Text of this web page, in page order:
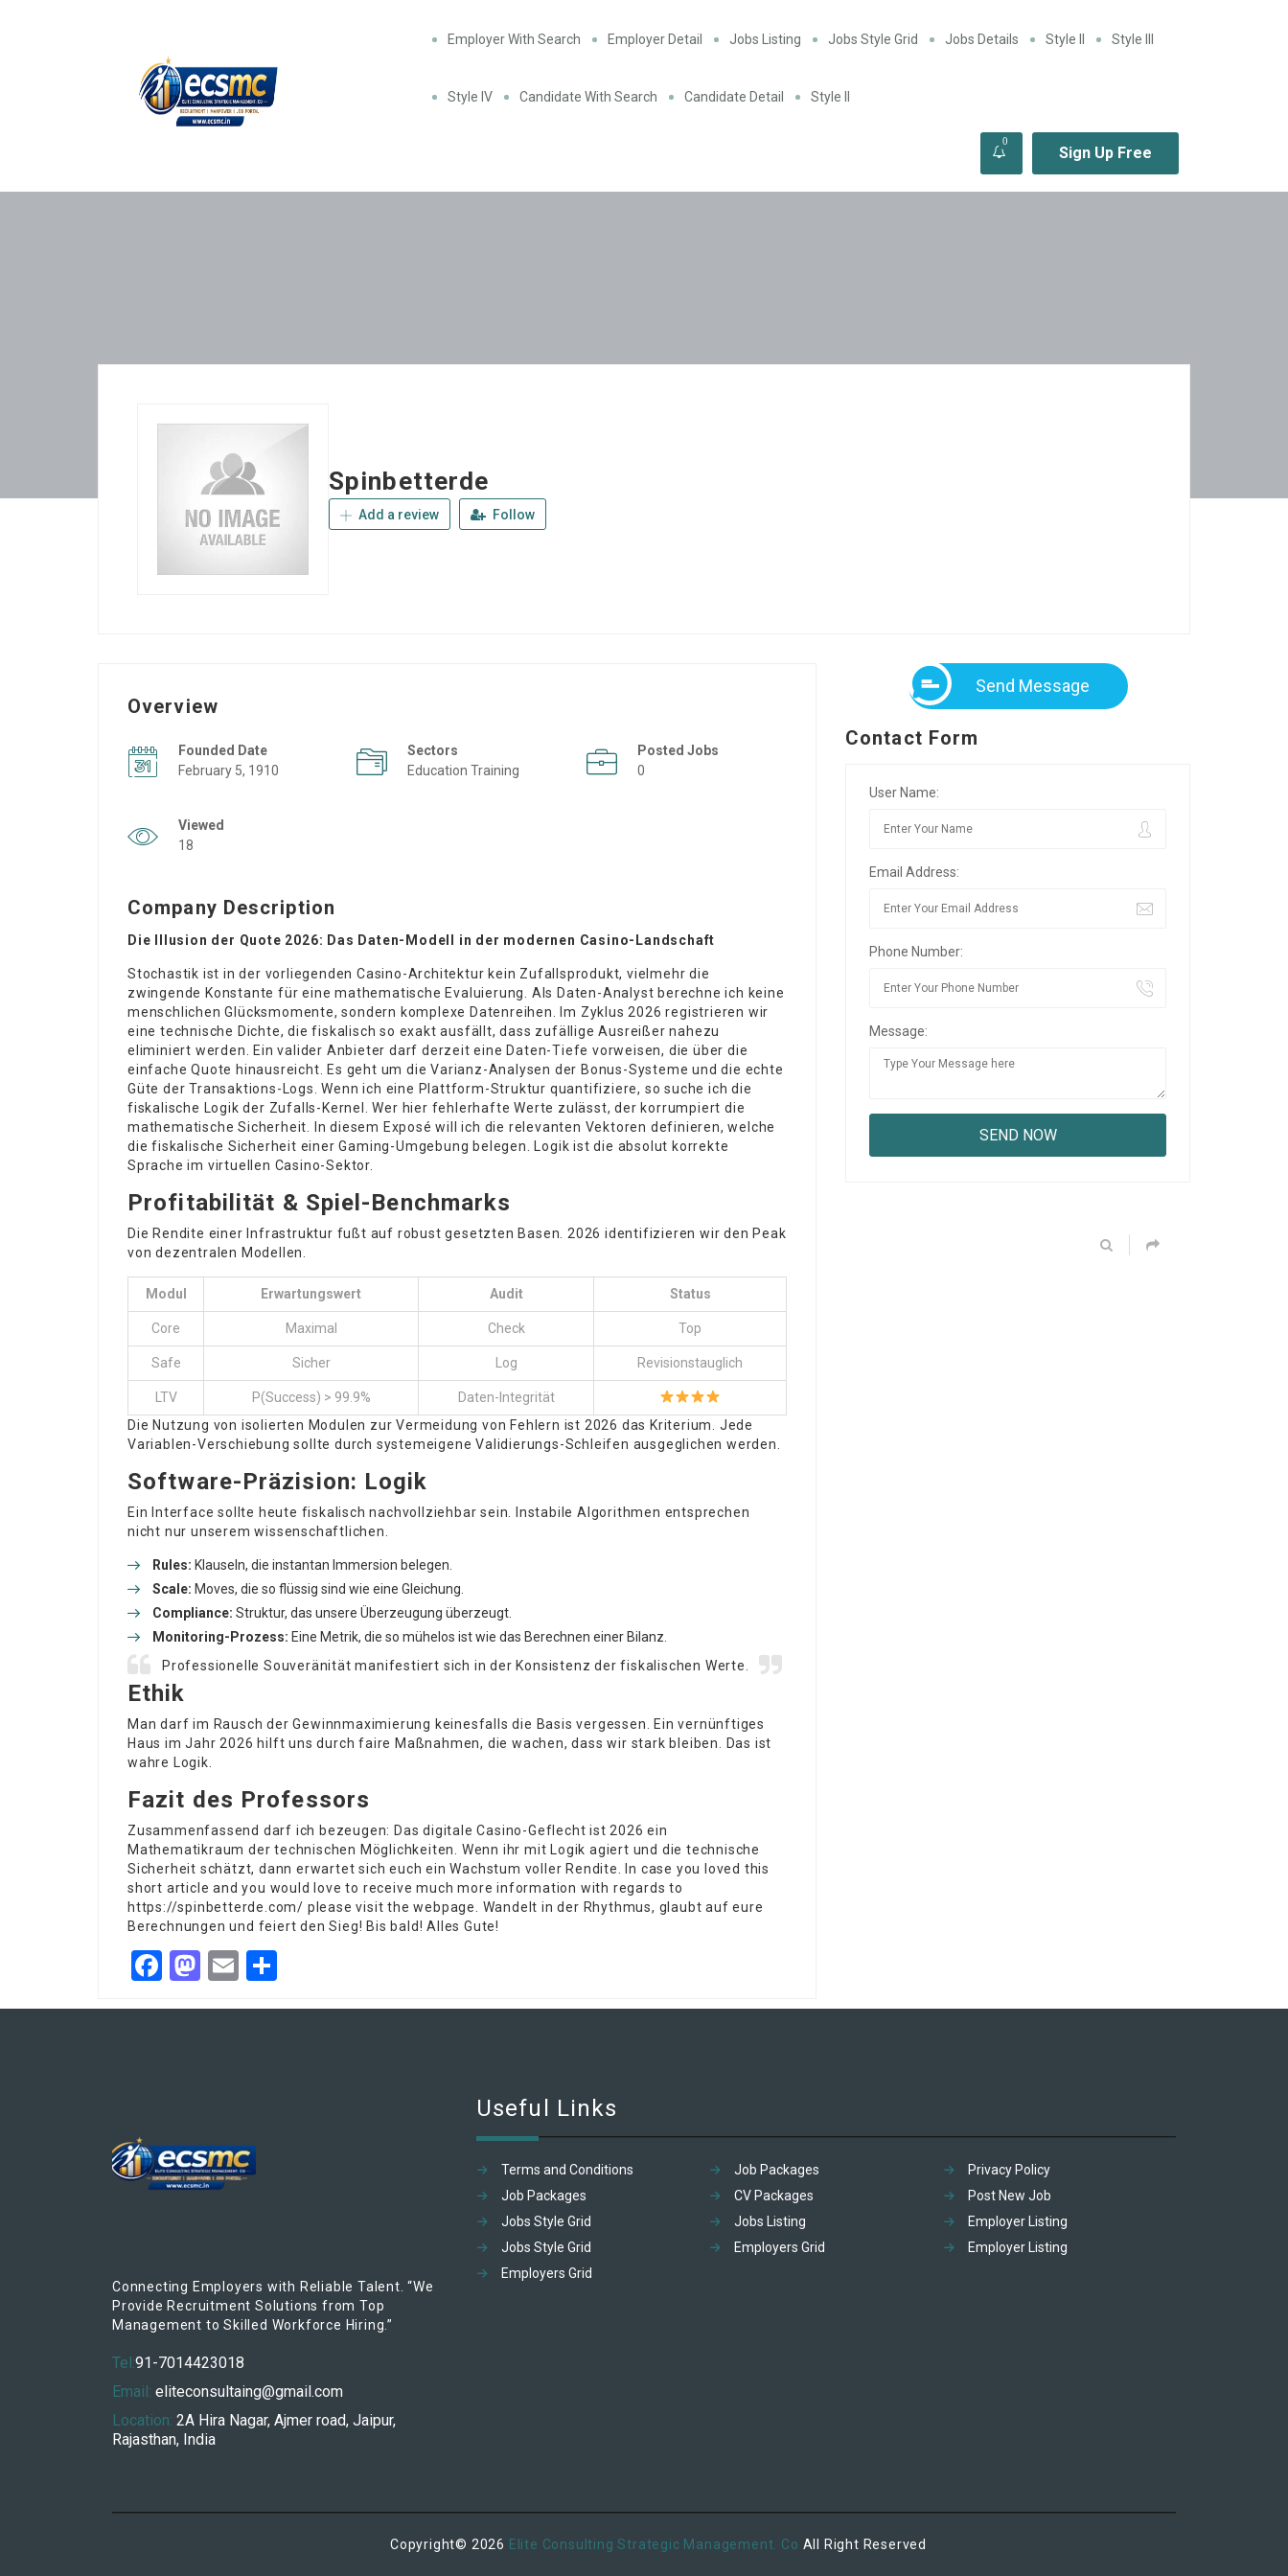
Employer With Search Employer Detail Jobs Listing Jobs Style Grid Jobs Details Style II Style III
Style IV Candidate With Search Candidate Detail Style II
0
Sign Up Free
Spinbetterde
Add a review Follow
Overview
Founded Date
February 5, 1910
Sectors
Education Training
Posted Jobs
0
Viewed
18
Company Description
Die Illusion der Quote 2026: Das Daten-Modell in der modernen Casino-Landschaft
Stochastik ist in der vorliegenden Casino-Architektur kein Zufallsprodukt, vielmehr die
zwingende Konstante für eine mathematische Evaluierung. Als Daten-Analyst berechne ich keine
menschlichen Glücksmomente, sondern komplexe Datenreihen. Im Zyklus 2026 registrieren wir
eine technische Dichte, die fiskalisch so exakt ausfällt, dass zufällige Ausreißer nahezu
eliminiert werden. Ein valider Anbieter darf derzeit eine Daten-Tiefe vorweisen, die über die
einfache Quote hinausreicht. Es geht um die Varianz-Analysen der Bonus-Systeme und die echte
Güte der Transaktions-Logs. Wenn ich eine Plattform-Struktur quantifiziere, so suche ich die
fiskalische Logik der Zufalls-Kernel. Wer hier fehlerhafte Werte zulässt, der korrumpiert die
mathematische Sicherheit. In diesem Exposé will ich die relevanten Vektoren definieren, welche
die fiskalische Sicherheit einer Gaming-Umgebung belegen. Logik ist die absolut korrekte
Sprache im virtuellen Casino-Sektor.
Profitabilität & Spiel-Benchmarks
Die Rendite einer Infrastruktur fußt auf robust gesetzten Basen. 2026 identifizieren wir den Peak
von dezentralen Modellen.
Modul Erwartungswert Audit Status
Core Maximal Check Top
Safe Sicher Log Revisionstauglich
LTV P(Success) > 99.9%
Daten-Integrität
Die Nutzung von isolierten Modulen zur Vermeidung von Fehlern ist 2026 das Kriterium. Jede
Variablen-Verschiebung sollte durch systemeigene Validierungs-Schleifen ausgeglichen werden.
Software-Präzision: Logik
Ein Interface sollte heute fiskalisch nachvollziehbar sein. Instabile Algorithmen entsprechen
nicht nur unserem wissenschaftlichen.
Rules: Klauseln, die instantan Immersion belegen.
Scale: Moves, die so flüssig sind wie eine Gleichung.
Compliance: Struktur, das unsere Überzeugung überzeugt.
Monitoring-Prozess: Eine Metrik, die so mühelos ist wie das Berechnen einer Bilanz.
Professionelle Souveränität manifestiert sich in der Konsistenz der fiskalischen Werte.
Ethik
Man darf im Rausch der Gewinnmaximierung keinesfalls die Basis vergessen. Ein vernünftiges
Haus im Jahr 2026 hilft uns durch faire Maßnahmen, die wachen, dass wir stark bleiben. Das ist
wahre Logik.
Fazit des Professors
Zusammenfassend darf ich bezeugen: Das digitale Casino-Geflecht ist 2026 ein
Mathematikraum der technischen Möglichkeiten. Wenn ihr mit Logik agiert und die technische
Sicherheit schätzt, dann erwartet sich euch ein Wachstum voller Rendite. In case you loved this
short article and you would love to receive much more information with regards to
https://spinbetterde.com/ please visit the webpage. Wandelt in der Rhythmus, glaubt auf eure
Berechnungen und feiert den Sieg! Bis bald! Alles Gute!
Facebook
Mastodon
Email
Send Message
Contact Form
User Name:
Email Address:
Phone Number:
Message:
Connecting Employers with Reliable Talent. “We
Provide Recruitment Solutions from Top
Management to Skilled Workforce Hiring.”
Tel:91-7014423018
Email: eliteconsultaing@gmail.com
Location: 2A Hira Nagar, Ajmer road, Jaipur,
Rajasthan, India
Useful Links
Terms and Conditions Job Packages
Privacy Policy
Job Packages
CV Packages
Post New Job
Jobs Style Grid
Jobs Listing
Employer Listing
Jobs Style Grid
Employers Grid
Employer Listing
Employers Grid
Copyright© 2026 Elite Consulting Strategic Management. Co All Right Reserved